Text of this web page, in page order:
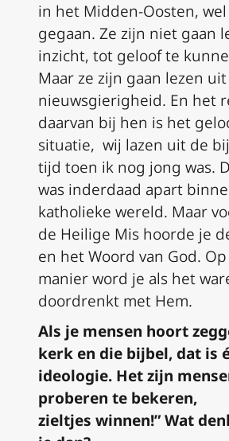
in het Midden-Oosten, wel
gegaan. Ze zijn niet gaan
inzicht, tot geloof te
Maar ze zijn gaan lezen uit
nieuwsgierigheid. En het
daarvan bij hen is het
situatie, wij lazen uit de
tijd toen ik nog jong was.
was inderdaad apart
katholieke wereld. Maar
de Heilige Mis hoorde je
en hetWoord van God.
manierword je als het
doordrenkt met Hem.
Als je mensen hoort
kerk en die bijbel, dat is
ideologie. Het zijn
proberen te bekeren,
zieltjes winnen!”Wat